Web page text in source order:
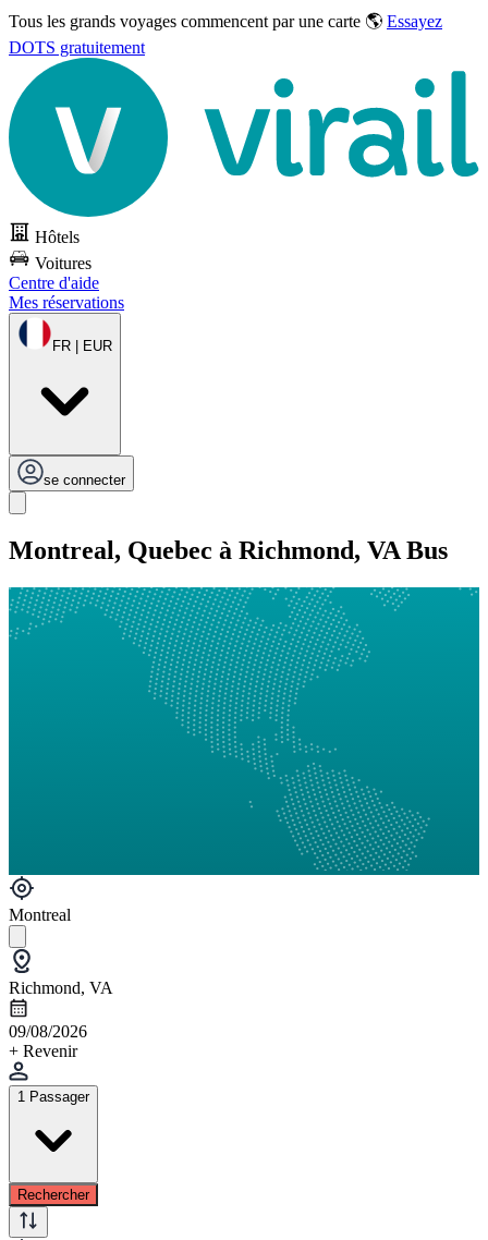
Tous les grands voyages commencent par une carte 🌎 Essayez
DOTS gratuitement
Hôtels
Voitures
Centre d'aide
Mes réservations
FR | EUR
se connecter
Montreal, Quebec à Richmond, VA Bus
Montreal
Richmond, VA
09/08/2026
+ Revenir
1 Passager
Rechercher